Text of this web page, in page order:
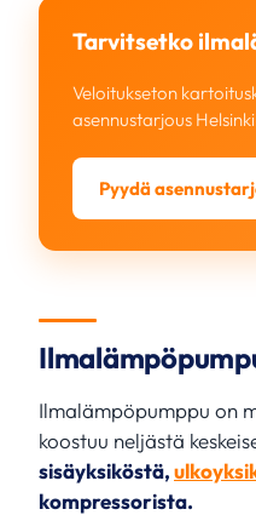
Tarvitsetko
Veloitukseton
asennustarjous
Pyydä
Ilmalämpöpumppu on
koostuu neljästä
sisäyksiköstä,
kompressorista.